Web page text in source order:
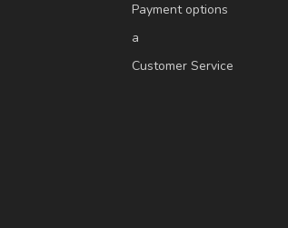
Payment options
a
Customer Service